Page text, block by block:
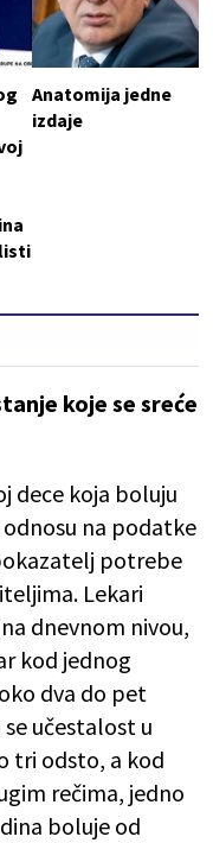
Anatomija jedne
izdaje
koje se sreće
dece koja boluju
na podatke
potrebe
Lekari
dnevnom nivou,
kod jednog
dva do pet
učestalost u
tri odsto, a kod
rečima, jedno
boluje od